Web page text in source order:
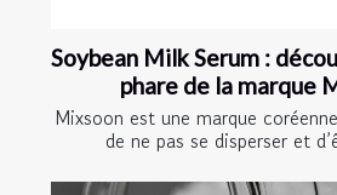
Soybean Milk Serum :
phare de la marque
Mixsoon est une marque
de ne pas se disperser et